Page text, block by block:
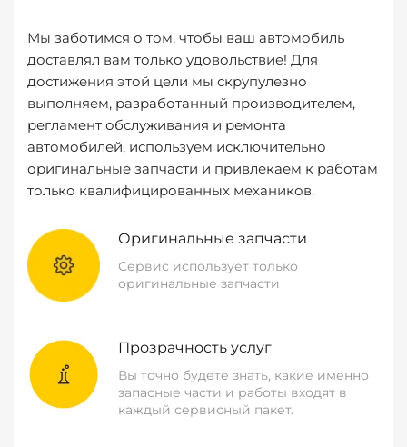
Мы заботимся о том, чтобы ваш автомобиль
доставлял вам только удовольствие! Для
достижения этой цели мы скрупулезно
выполняем, разработанный производителем,
регламент обслуживания и ремонта
автомобилей, используем исключительно
оригинальные запчасти и привлекаем к работам
только квалифицированных механиков.
Оригинальные запчасти
Сервис использует только
оригинальные запчасти
Прозрачность услуг
Вы точно будете знать, какие именно
запасные части и работы входят в
каждый сервисный пакет.